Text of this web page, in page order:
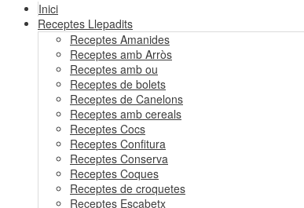
Inici
Receptes Llepadits
Receptes Amanides
Receptes amb Arròs
Receptes amb ou
Receptes de bolets
Receptes de Canelons
Receptes amb cereals
Receptes Cocs
Receptes Confitura
Receptes Conserva
Receptes Coques
Receptes de croquetes
Receptes Escabetx